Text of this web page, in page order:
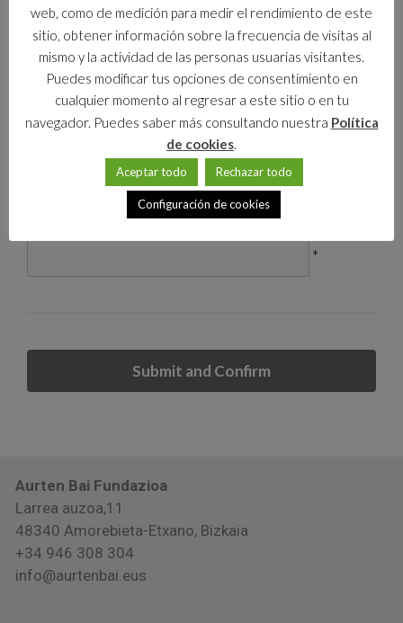
*
Pasahitza baieztatu
*
Confirm Email Address
*
Aurten Bai Fundazioa
Larrea auzoa,11
48340 Amorebieta-Etxano, Bizkaia
+34 946 308 304
info@aurtenbai.eus
web, como de medición para medir el rendimiento de este
sitio, obtener información sobre la frecuencia de visitas al
mismo y la actividad de las personas usuarias visitantes.
Puedes modificar tus opciones de consentimiento en
cualquier momento al regresar a este sitio o en tu
navegador. Puedes saber más consultando nuestra Política
de cookies.
Aceptar todo Rechazar todo
Configuración de cookies